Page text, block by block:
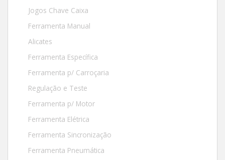
Jogos Chave Caixa
Ferramenta Manual
Alicates
Ferramenta Específica
Ferramenta p/ Carroçaria
Regulação e Teste
Ferramenta p/ Motor
Ferramenta Elétrica
Ferramenta Sincronização
Ferramenta Pneumática